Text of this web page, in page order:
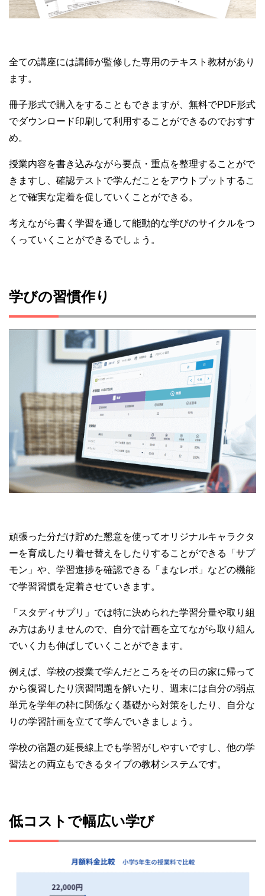
全ての講座には講師が監修した専用のテキスト教材があり
ます。
冊子形式で購入をすることもできますが、無料でPDF形式
でダウンロード印刷して利用することができるのでおすす
め。
授業内容を書き込みながら要点・重点を整理することがで
きますし、確認テストで学んだことをアウトプットするこ
とで確実な定着を促していくことができる。
考えながら書く学習を通して能動的な学びのサイクルをつ
くっていくことができるでしょう。
学びの習慣作り
頑張った分だけ貯めた懇意を使ってオリジナルキャラクタ
ーを育成したり着せ替えをしたりすることができる「サプ
モン」や、学習進捗を確認できる「まなレポ」などの機能
で学習習慣を定着させていきます。
「スタディサプリ」では特に決められた学習分量や取り組
み方はありませんので、自分で計画を立てながら取り組ん
でいく力も伸ばしていくことができます。
例えば、学校の授業で学んだところをその日の家に帰って
から復習したり演習問題を解いたり、週末には自分の弱点
単元を学年の枠に関係なく基礎から対策をしたり、自分な
りの学習計画を立てて学んでいきましょう。
学校の宿題の延長線上でも学習がしやすいですし、他の学
習法との両立もできるタイプの教材システムです。
低コストで幅広い学び